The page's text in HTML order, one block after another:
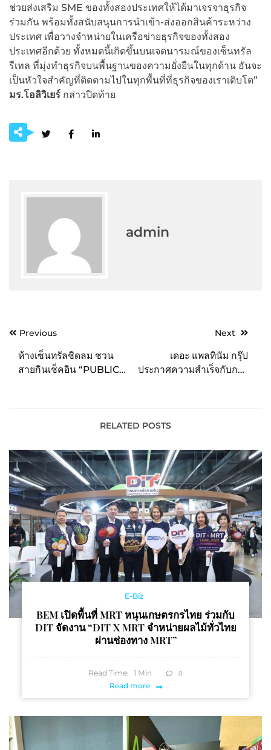
ช่วยส่งเสริม SME ของทั้งสองประเทศให้ได้มาเจรจาธุรกิจ
ร่วมกัน พร้อมทั้งสนับสนุนการนำเข้า-ส่งออกสินค้าระหว่าง
ประเทศ เพื่อวางจำหน่ายในเครือข่ายธุรกิจของทั้งสอง
ประเทศอีกด้วย ทั้งหมดนี้เกิดขึ้นบนเจตนารมณ์ของเซ็นทรัล
รีเทล ที่มุ่งทำธุรกิจบนพื้นฐานของความยั่งยืนในทุกด้าน อันจะ
เป็นหัวใจสำคัญที่ติดตามไปในทุกพื้นที่ที่ธุรกิจของเราเติบโต”
มร.โอลิวิเยร์ กล่าวปิดท้าย
admin
PostPrevious
ห้างเซ็นทรัลชิดลม ชวน
สายกินเช็คอิน “PUBLIC
พร้อมโปรโมชั่นฉลองเปิด
โซน! สเปเชียลเมนู ลด
Next
เดอะ แพลทินัม กรุ๊ป
ประกาศความสำเร็จกับการ
และการเทคอนกรีตปิดงาน
RELATED POSTS
E-Biz
BEM เปิดพื้นที่ MRT หนุนเกษตรกรไทย ร่วมกับ
DIT จัดงาน “DIT X MRT จำหน่ายผลไม้ทั่วไทย
ผ่านช่องทาง MRT”
Read Time: 1 Min 0
Read more